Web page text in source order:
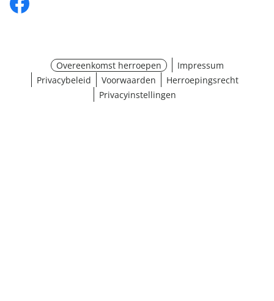
Overeenkomst herroepen
Impressum
Privacybeleid
Voorwaarden
Herroepingsrecht
Privacyinstellingen